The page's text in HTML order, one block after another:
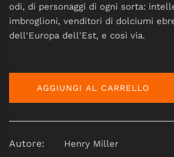
odi, di personaggi di ogni sorta:
imbroglioni, venditori di dolciumi
dell'Europa dell'Est, e così via.
AGGIUNGI AL CARRELLO
Autore: Henry Miller